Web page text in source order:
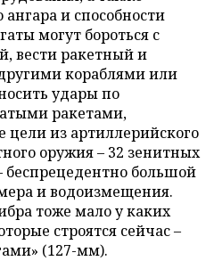
и способности
могут бороться с
вести ракетный и
кораблями или
удары по
ракетами,
цели из артиллерийского
оружия – 32 зенитных
беспрецедентно большой
и водоизмещения.
тоже мало у каких
строятся сейчас –
(127-мм).